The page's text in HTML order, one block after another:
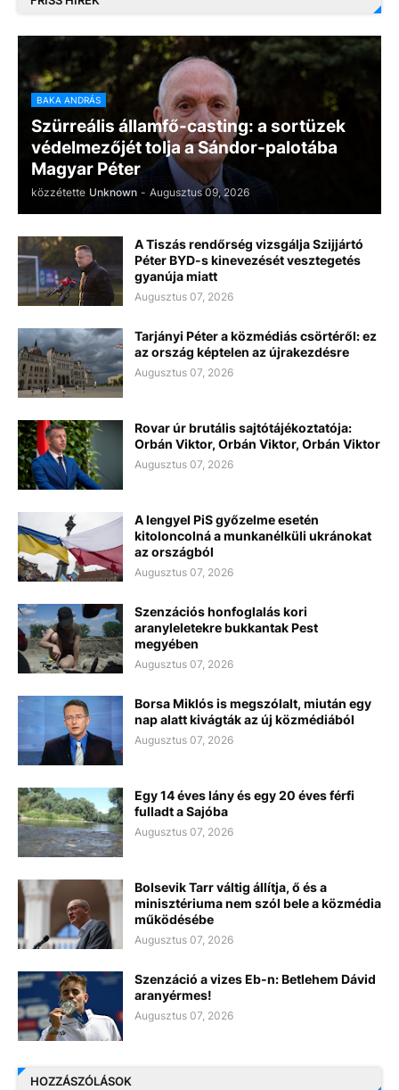
BAKA ANDRÁS
Szürreális államfő-casting: a sortüzek
védelmezőjét tolja a Sándor-palotába
Magyar Péter
közzétette Unknown - Augusztus 09, 2026
A Tiszás rendőrség vizsgálja Szijjártó
Péter BYD-s kinevezését vesztegetés
gyanúja miatt
Augusztus 07, 2026
Tarjányi Péter a közmédiás csörtéről: ez
az ország képtelen az újrakezdésre
Augusztus 07, 2026
Rovar úr brutális sajtótájékoztatója:
Orbán Viktor, Orbán Viktor, Orbán Viktor
Augusztus 07, 2026
A lengyel PiS győzelme esetén
kitoloncolná a munkanélküli ukránokat
az országból
Augusztus 07, 2026
Szenzációs honfoglalás kori
aranyleletekre bukkantak Pest
megyében
Augusztus 07, 2026
Borsa Miklós is megszólalt, miután egy
nap alatt kivágták az új közmédiából
Augusztus 07, 2026
Egy 14 éves lány és egy 20 éves férfi
fulladt a Sajóba
Augusztus 07, 2026
Bolsevik Tarr váltig állítja, ő és a
minisztériuma nem szól bele a közmédia
működésébe
Augusztus 07, 2026
Szenzáció a vizes Eb-n: Betlehem Dávid
aranyérmes!
Augusztus 07, 2026
HOZZÁSZÓLÁSOK